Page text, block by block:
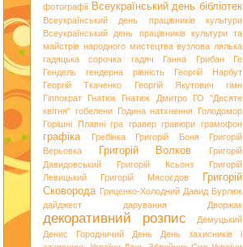
фотографії Всеукраїнський день бібліотек
Всеукраїнський день працівників культури
Всеукраїнський день працівників культури та
майстрів народного мистецтва вузлова лялька
гадяцька сорочка
гадяч Ганна Грибан
Ге
Гендель
гендерна рівність
Георгій Нарбут
Георгій Ткаченко
Георгій Якутович
гімн
Гіппократ
Гнатюк Гнатюк Дмитро
ГО "Десяте
квітня" гобелени Година натхнення Голодомор
Горішні Плавні гра гравер гравюри грамофон
графіка Гребінка Григорій Боня
Григорій
Верьовка
Григорій Волков
Григорій
Давидовський
Григорій Ксьонз
Григорій
Левицький
Григорій Мясоєдов
Григорій
Сковорода Гриценко-Холодний Давид Бурлюк
дайджест
дарування Дворжак
декоративний розпис
Демуцький
Денис Городничий
День
День захисників і